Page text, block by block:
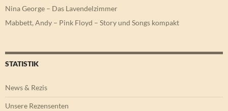
Nina George – Das Lavendelzimmer
Mabbett, Andy – Pink Floyd – Story und Songs kompakt
STATISTIK
News & Rezis
Unsere Rezensenten